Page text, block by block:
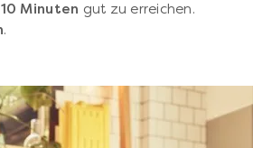
Minuten gut zu erreichen.
.